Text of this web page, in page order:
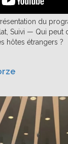
du
Suivi — Qui peut
hôtes étrangers ?